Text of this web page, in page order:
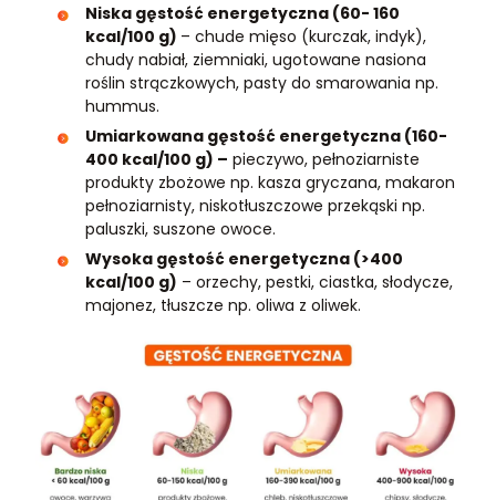
Niska gęstość energetyczna (60- 160
kcal/100 g) – chude mięso (kurczak, indyk),
chudy nabiał, ziemniaki, ugotowane nasiona
roślin strączkowych, pasty do smarowania np.
hummus.
Umiarkowana gęstość energetyczna (160-
400 kcal/100 g) – pieczywo, pełnoziarniste
produkty zbożowe np. kasza gryczana, makaron
pełnoziarnisty, niskotłuszczowe przekąski np.
paluszki, suszone owoce.
Wysoka gęstość energetyczna (>400
kcal/100 g) – orzechy, pestki, ciastka, słodycze,
majonez, tłuszcze np. oliwa z oliwek.